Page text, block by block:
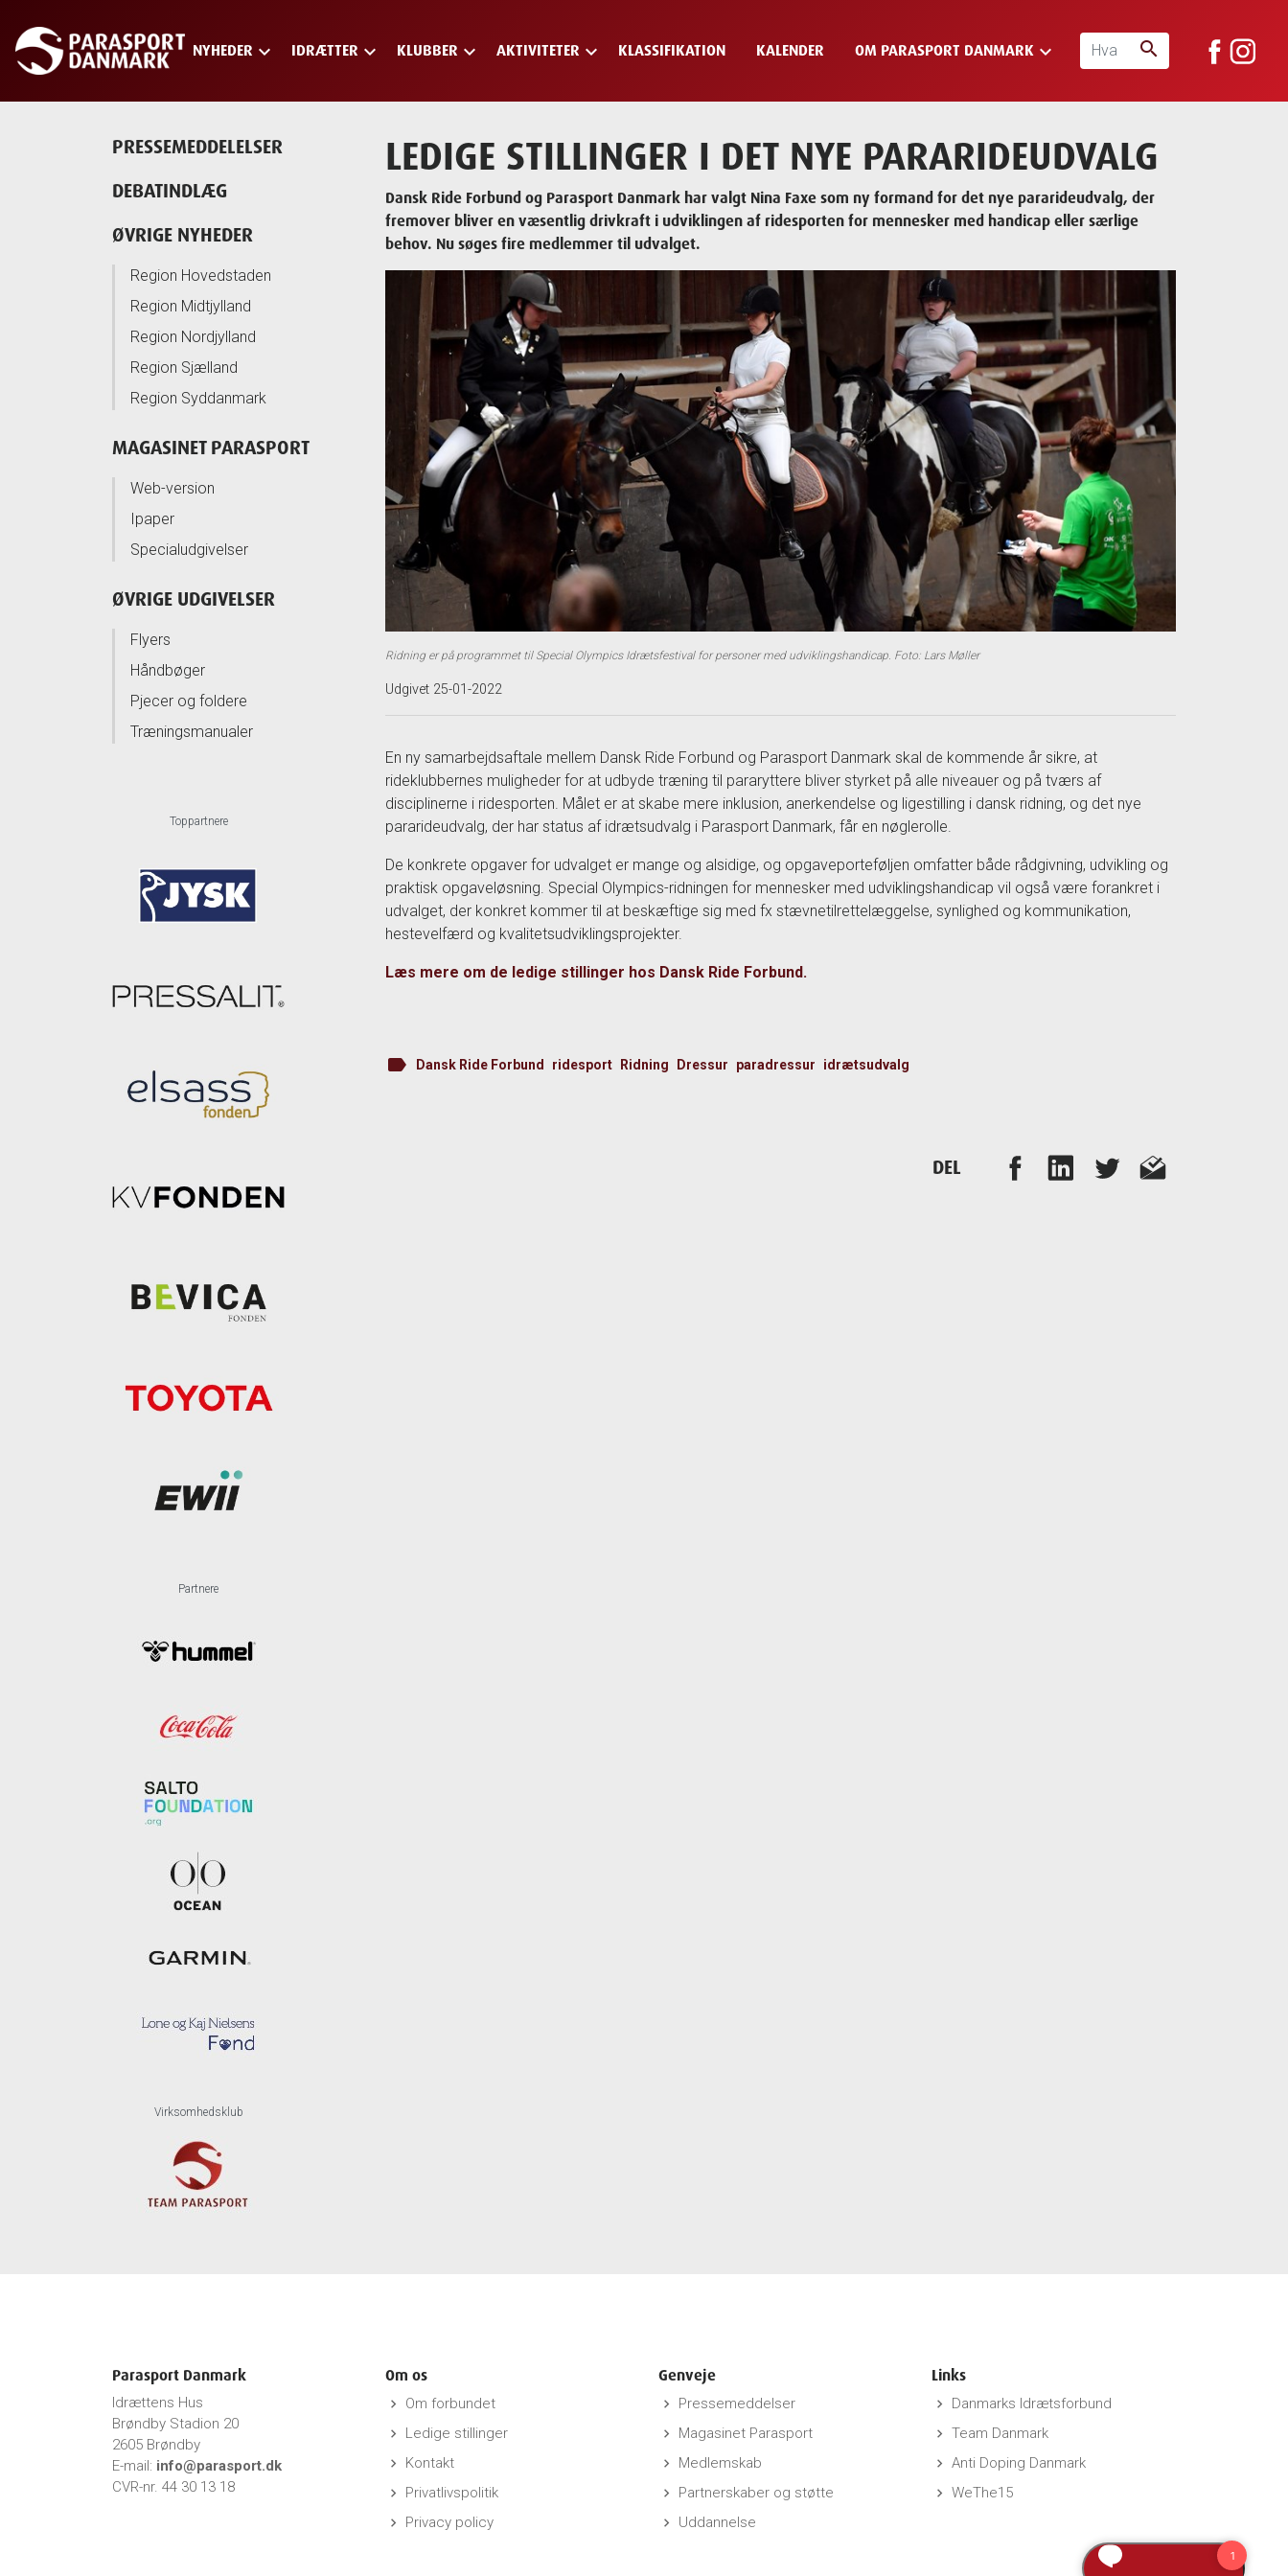
Skip
main
NYHEDER keyboard_arrow_down IDRÆTTER keyboard_arrow_down KLUBBER keyboard_arrow_down AKTIVITETER keyboard_arrow_down KLASSIFIKATION KALENDER OM PARASPORT DANMARK keyboard_arrow_down search
PRESSEMEDDELELSER
DEBATINDLÆG
ØVRIGE NYHEDER
Region Hovedstaden
Region Midtjylland
Region Nordjylland
Region Sjælland
Region Syddanmark
MAGASINET PARASPORT
Web-version
Ipaper
Specialudgivelser
ØVRIGE UDGIVELSER
Flyers
Håndbøger
Pjecer og foldere
Træningsmanualer
Toppartnere
Partnere
Virksomhedsklub
LEDIGE STILLINGER I DET NYE PARARIDEUDVALG
Dansk Ride Forbund og Parasport Danmark har valgt Nina Faxe som ny formand for det nye pararideudvalg, der
fremover bliver en væsentlig drivkraft i udviklingen af ridesporten for mennesker med handicap eller særlige
behov. Nu søges fire medlemmer til udvalget.
Ridning er på programmet til Special Olympics Idrætsfestival for personer med udviklingshandicap. Foto: Lars Møller
Udgivet 25-01-2022
En ny samarbejdsaftale mellem Dansk Ride Forbund og Parasport Danmark skal de kommende år sikre, at
rideklubbernes muligheder for at udbyde træning til pararyttere bliver styrket på alle niveauer og på tværs af
disciplinerne i ridesporten. Målet er at skabe mere inklusion, anerkendelse og ligestilling i dansk ridning, og det nye
pararideudvalg, der har status af idrætsudvalg i Parasport Danmark, får en nøglerolle.
De konkrete opgaver for udvalget er mange og alsidige, og opgaveporteføljen omfatter både rådgivning, udvikling og
praktisk opgaveløsning. Special Olympics-ridningen for mennesker med udviklingshandicap vil også være forankret i
udvalget, der konkret kommer til at beskæftige sig med fx stævnetilrettelæggelse, synlighed og kommunikation,
hestevelfærd og kvalitetsudviklingsprojekter.
Læs mere om de ledige stillinger hos Dansk Ride Forbund.
label Dansk Ride Forbund ridesport Ridning Dressur paradressur idrætsudvalg
DEL
Parasport Danmark
Idrættens Hus
Brøndby Stadion 20
2605 Brøndby
E-mail: info@parasport.dk
CVR-nr. 44 30 13 18
Om os
keyboard_arrow_right Om forbundet
keyboard_arrow_right Ledige stillinger
keyboard_arrow_right Kontakt
keyboard_arrow_right Privatlivspolitik
keyboard_arrow_right Privacy policy
Genveje
keyboard_arrow_right Pressemeddelser
keyboard_arrow_right Magasinet Parasport
keyboard_arrow_right Medlemskab
keyboard_arrow_right Partnerskaber og støtte
keyboard_arrow_right Uddannelse
Links
keyboard_arrow_right Danmarks Idrætsforbund
keyboard_arrow_right Team Danmark
keyboard_arrow_right Anti Doping Danmark
keyboard_arrow_right WeThe15